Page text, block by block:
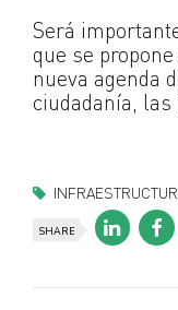
Será
que se
nueva agenda
ciudadanía,
SHARE